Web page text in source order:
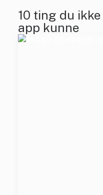
10 ting du
app kunne